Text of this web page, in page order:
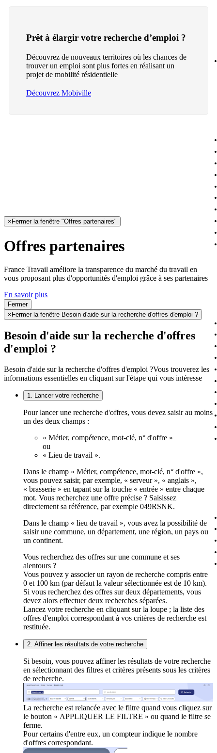
Prêt à élargir votre recherche d’emploi ?
Découvrez de nouveaux territoires où les chances de
trouver un emploi sont plus fortes en réalisant un
projet de mobilité résidentielle
Découvrez Mobiville
× Fermer la fenêtre "Offres partenaires"
Offres partenaires
France Travail améliore la transparence du marché du travail en
vous proposant plus d'opportunités d'emploi grâce à ses partenaires
En savoir plus
Fermer
× Fermer la fenêtre Besoin d'aide sur la recherche d'offres d'emploi ?
Besoin d'aide sur la recherche d'offres
d'emploi ?
Besoin d'aide sur la recherche d'offres d'emploi ?Vous trouverez les
informations essentielles en cliquant sur l'étape qui vous intéresse
1. Lancer votre recherche
Pour lancer une recherche d'offres, vous devez saisir au moins
un des deux champs :
« Métier, compétence, mot-clé, n° d'offre »
ou
« Lieu de travail ».
Dans le champ « Métier, compétence, mot-clé, n° d'offre »,
vous pouvez saisir, par exemple, « serveur », « anglais »,
« brasserie » en tapant sur la touche « entrée » entre chaque
mot. Vous recherchez une offre précise ? Saisissez
directement sa référence, par exemple 049RSNK.
Dans le champ « lieu de travail », vous avez la possibilité de
saisir une commune, un département, une région, un pays ou
un continent.
Vous recherchez des offres sur une commune et ses
alentours ?
Vous pouvez y associer un rayon de recherche compris entre
0 et 100 km (par défaut la valeur sélectionnée est de 10 km).
Si vous recherchez des offres sur deux départements, vous
devez alors effectuer deux recherches séparées.
Lancez votre recherche en cliquant sur la loupe ; la liste des
offres d'emploi correspondant à vos critères de recherche est
restituée.
2. Affiner les résultats de votre recherche
Si besoin, vous pouvez affiner les résultats de votre recherche
en sélectionnant des filtres et critères présents sous les critères
de recherche.
La recherche est relancée avec le filtre quand vous cliquez sur
le bouton « APPLIQUER LE FILTRE » ou quand le filtre se
ferme.
Pour certains d'entre eux, un compteur indique le nombre
d'offres correspondant.